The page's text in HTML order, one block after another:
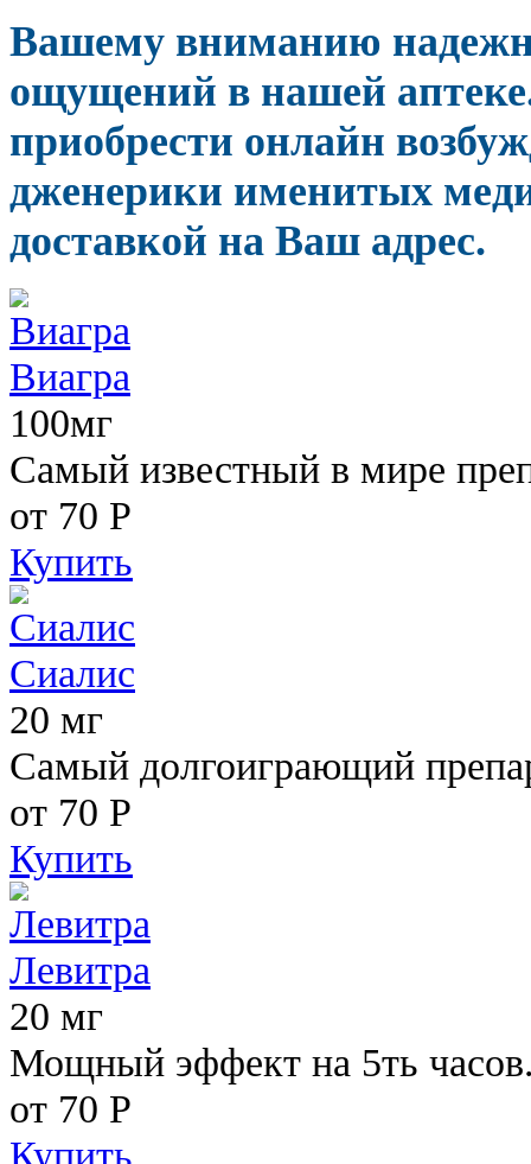
Вашему вниманию
ощущений в нашей
приобрести онлайн
дженерики именитых
доставкой на Ваш адрес.
Виагра
100мг
Самый известный в мире
от 70 Р
Купить
Сиалис
20 мг
Самый долгоиграющий
от 70 Р
Купить
Левитра
20 мг
Мощный эффект на 5ть
от 70 Р
Купить